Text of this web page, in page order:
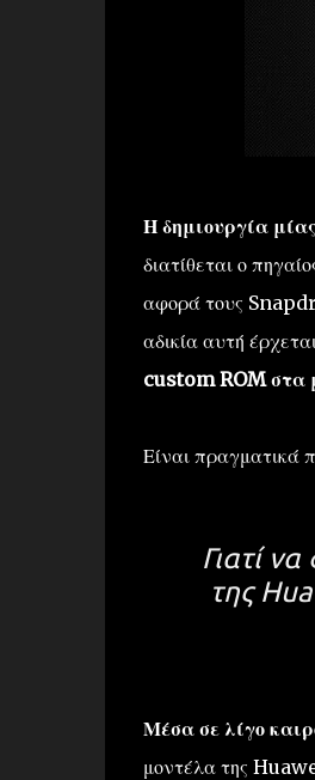
Η δημιουργία μίας
διατίθεται ο
αφορά τους
αδικία αυτή
custom ROM στα
Είναι πραγματικά
Γιατί
της
Μέσα σε λίγο
μοντέλα της